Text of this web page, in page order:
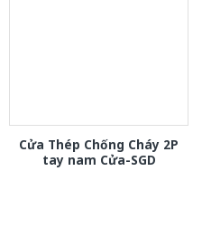
Cửa Thép Chống Cháy 2P
tay nam Cửa-SGD